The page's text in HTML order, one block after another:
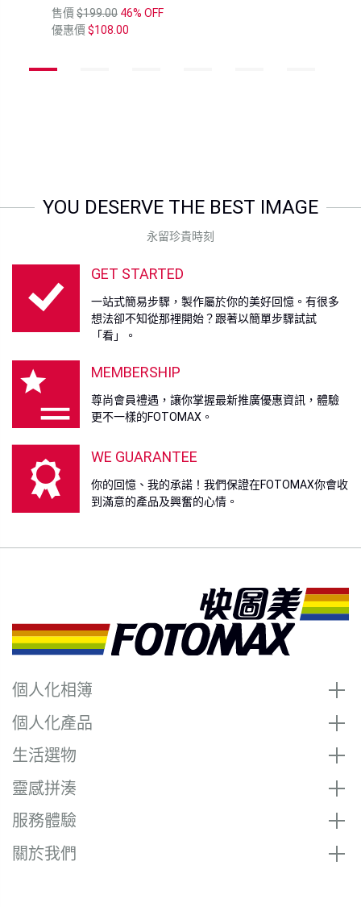
售價$199.00 46% OFF
優惠價$108.00
YOU DESERVE THE BEST IMAGE
永留珍貴時刻
GET STARTED
一站式簡易步驟，製作屬於你的美好回憶。有很多
想法卻不知從那裡開始？跟著以簡單步驟試試
「看」。
MEMBERSHIP
尊尚會員禮遇，讓你掌握最新推廣優惠資訊，體驗
更不一樣的FOTOMAX。
WE GUARANTEE
你的回憶、我的承諾！我們保證在FOTOMAX你會收
到滿意的產品及興奮的心情。
個人化相簿
個人化產品
生活選物
靈感拼湊
服務體驗
關於我們